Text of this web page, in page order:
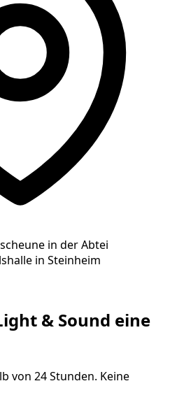
in der Abtei
in Steinheim
& Sound eine
von 24 Stunden. Keine